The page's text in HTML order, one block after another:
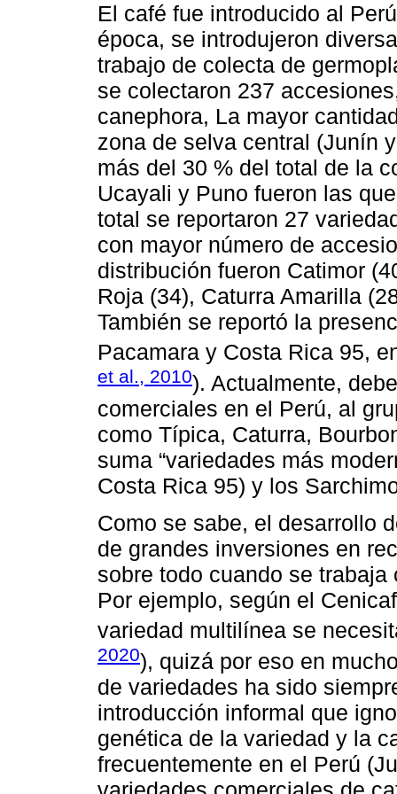
El café fue introducido al
época, se introdujeron
trabajo de colecta de
se colectaron 237
canephora, La mayor
zona de selva central (Junín
más del 30 % del total de la
Ucayali y Puno fueron las
total se reportaron 27
con mayor número de
distribución fueron Catimor
Roja (34), Caturra Amarilla
También se reportó la
Pacamara y Costa Rica 95,
et al., 2010). Actualmente,
comerciales en el Perú, al
como Típica, Caturra,
suma “variedades más
Costa Rica 95) y los
Como se sabe, el desarrollo
de grandes inversiones en
sobre todo cuando se
Por ejemplo, según el
variedad multilínea se
2020), quizá por eso en
de variedades ha sido
introducción informal que
genética de la variedad y la
frecuentemente en el Perú